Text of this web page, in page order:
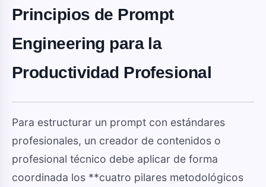
Principios de Prompt
Engineering para la
Productividad Profesional
Para estructurar un prompt con estándares
profesionales, un creador de contenidos o
profesional técnico debe aplicar de forma
coordinada los **cuatro pilares metodológicos